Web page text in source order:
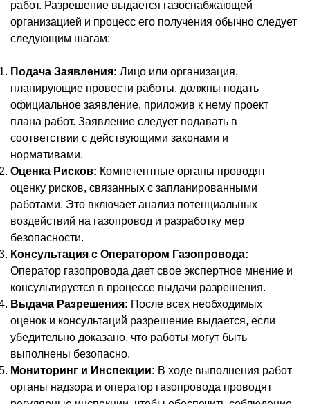
работ. Разрешение выдается газоснабжающей
организацией и процесс его получения обычно следует
следующим шагам:
Подача Заявления: Лицо или организация,
планирующие провести работы, должны подать
официальное заявление, приложив к нему проект
плана работ. Заявление следует подавать в
соответствии с действующими законами и
нормативами.
Оценка Рисков: Компетентные органы проводят
оценку рисков, связанных с запланированными
работами. Это включает анализ потенциальных
воздействий на газопровод и разработку мер
безопасности.
Консультация с Оператором Газопровода:
Оператор газопровода дает свое экспертное мнение и
консультируется в процессе выдачи разрешения.
Выдача Разрешения: После всех необходимых
оценок и консультаций разрешение выдается, если
убедительно доказано, что работы могут быть
выполнены безопасно.
Мониторинг и Инспекции: В ходе выполнения работ
органы надзора и оператор газопровода проводят